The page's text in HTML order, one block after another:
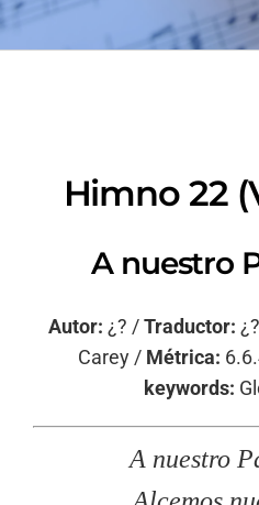
Himno 22
A nuestro
Autor: ¿? /Traductor: ¿?
Carey / Métrica:
keywords:
A nuestro